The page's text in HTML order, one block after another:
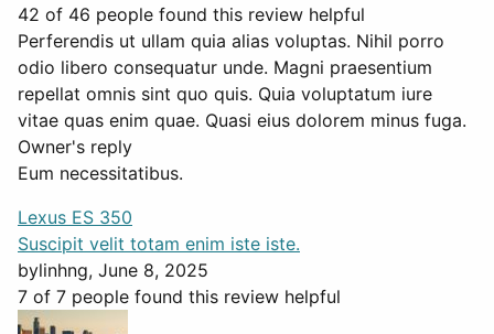
42 of 46 people found this review helpful
Perferendis ut ullam quia alias voluptas. Nihil porro
odio libero consequatur unde. Magni praesentium
repellat omnis sint quo quis. Quia voluptatum iure
vitae quas enim quae. Quasi eius dolorem minus fuga.
Owner's reply
Eum necessitatibus.
Lexus ES 350
Suscipit velit totam enim iste iste.
bylinhng, June 8, 2025
7 of 7 people found this review helpful